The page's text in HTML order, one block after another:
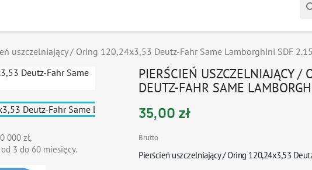
uszczelniający / Oring 120,24x3,53 Deutz-Fahr Same Lamborghini SDF
000 zł,
3 do 60 miesięcy.
PIERŚCIEŃ USZCZELNIAJĄCY
DEUTZ-FAHR SAME
35,00 zł
Brutto
Pierścień uszczelniający / Oring 120,24x3,53